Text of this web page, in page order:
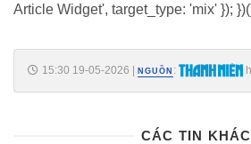
Article Widget', target_type: 'mix' });
15:30 19-05-2026 | NGUỒN :
CÁC TIN KHÁC